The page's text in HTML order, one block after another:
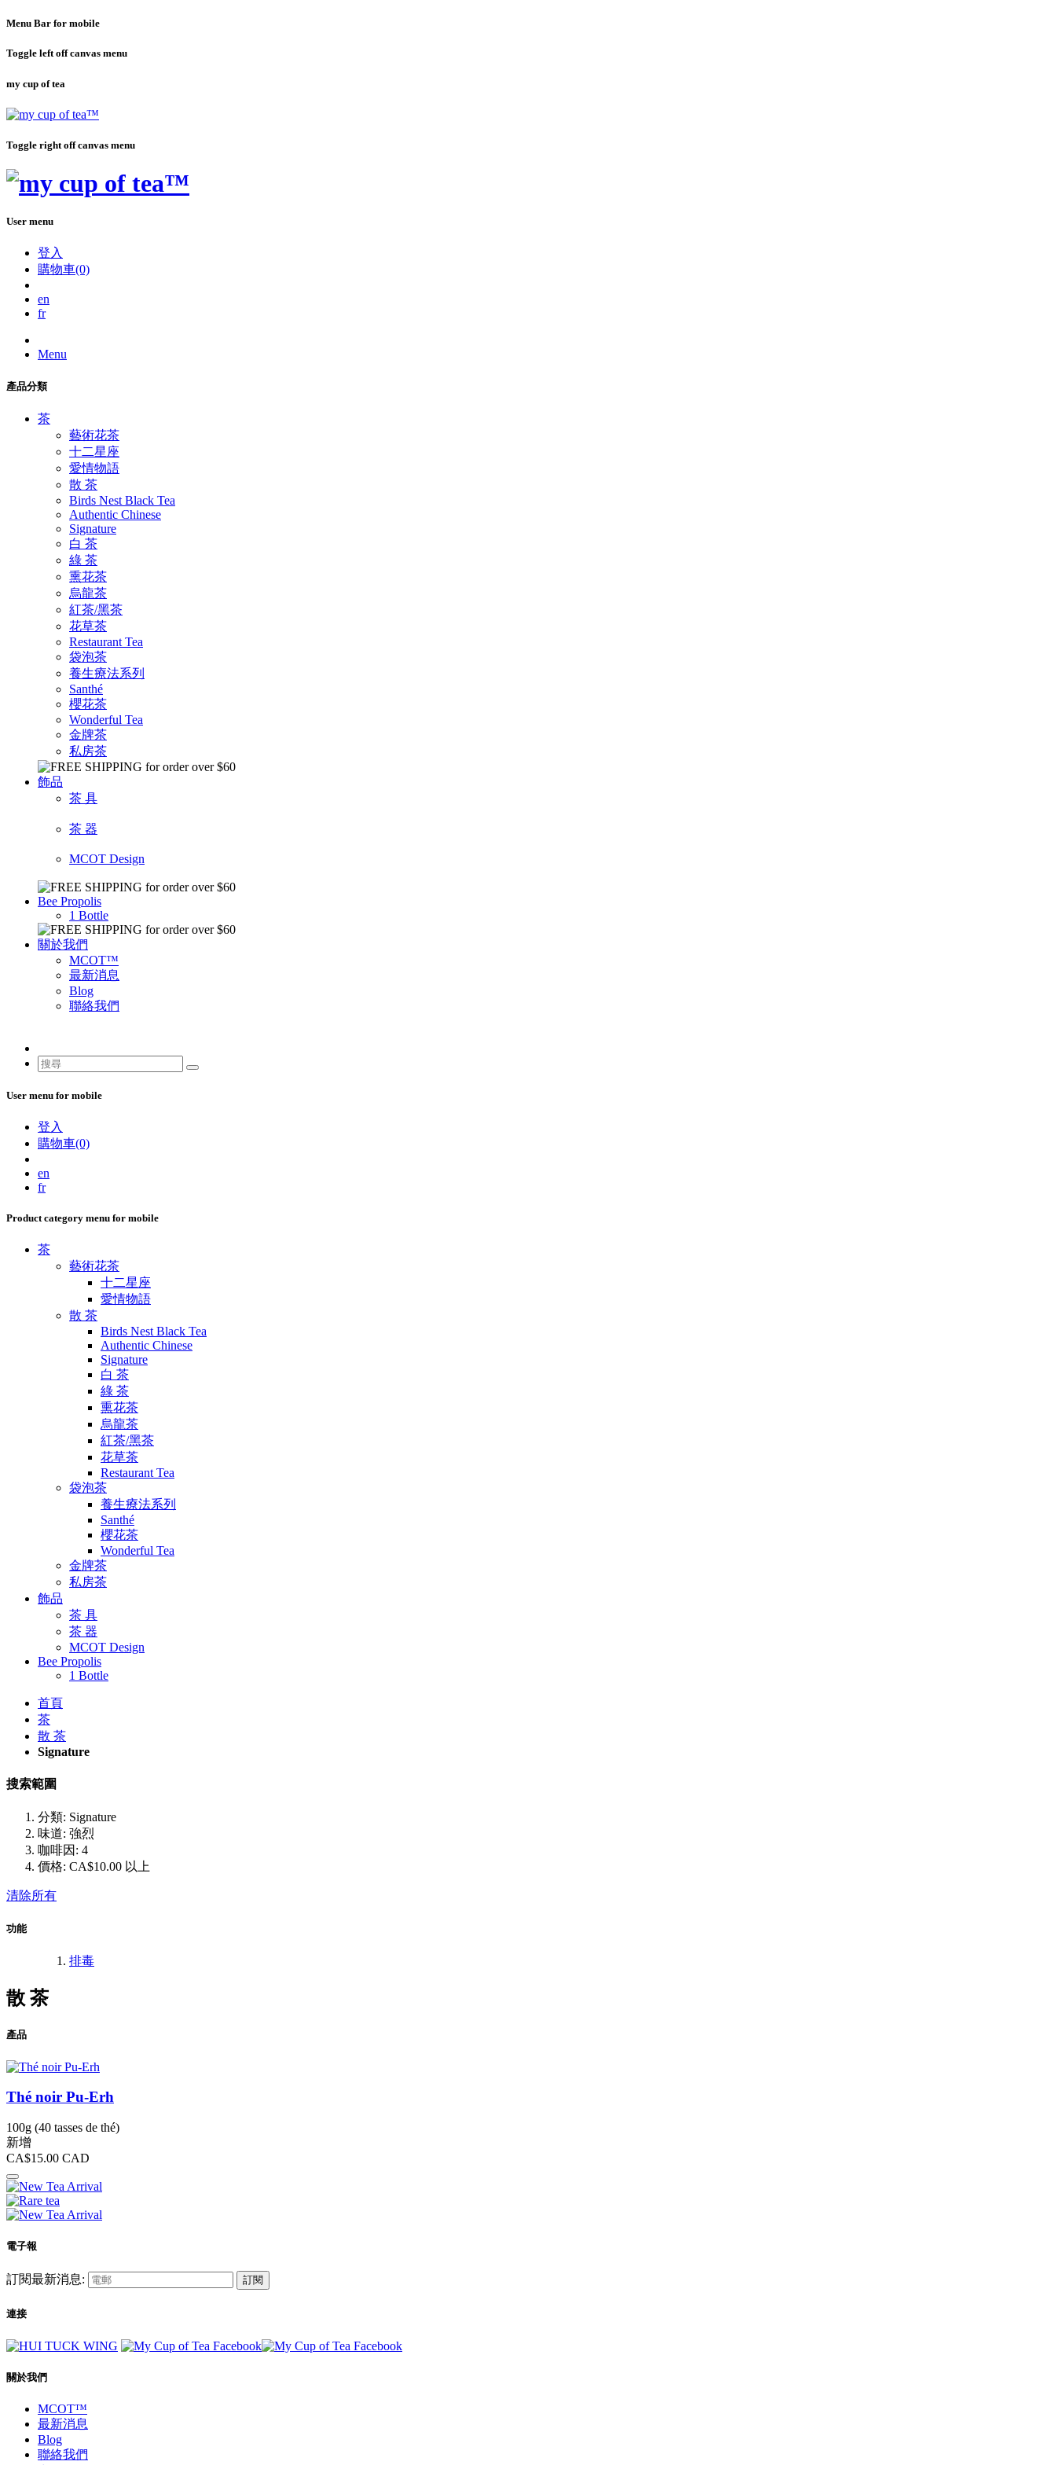
Menu Bar for mobile
Toggle left off canvas menu
my cup of tea
Toggle right off canvas menu
User menu
登入
購物車(0)
en
fr
Menu
產品分類
茶
藝術花茶
十二星座
愛情物語
散 茶
Birds Nest Black Tea
Authentic Chinese
Signature
白 茶
綠 茶
熏花茶
烏龍茶
紅茶/黑茶
花草茶
Restaurant Tea
袋泡茶
養生療法系列
Santhé
櫻花茶
Wonderful Tea
金牌茶
私房茶
飾品
茶 具
茶 器
MCOT Design
Bee Propolis
1 Bottle
關於我們
MCOT™
最新消息
Blog
聯絡我們
User menu for mobile
登入
購物車(0)
en
fr
Product category menu for mobile
茶
藝術花茶
十二星座
愛情物語
散 茶
Birds Nest Black Tea
Authentic Chinese
Signature
白 茶
綠 茶
熏花茶
烏龍茶
紅茶/黑茶
花草茶
Restaurant Tea
袋泡茶
養生療法系列
Santhé
櫻花茶
Wonderful Tea
金牌茶
私房茶
飾品
茶 具
茶 器
MCOT Design
Bee Propolis
1 Bottle
首頁
茶
散 茶
Signature
搜索範圍
分類: Signature
味道: 強烈
咖啡因: 4
價格: CA$10.00 以上
清除所有
功能
排毒
散 茶
產品
Thé noir Pu-Erh
100g (40 tasses de thé)
新增
CA$15.00 CAD
電子報
訂閱最新消息: 訂閱
連接
關於我們
MCOT™
最新消息
Blog
聯絡我們